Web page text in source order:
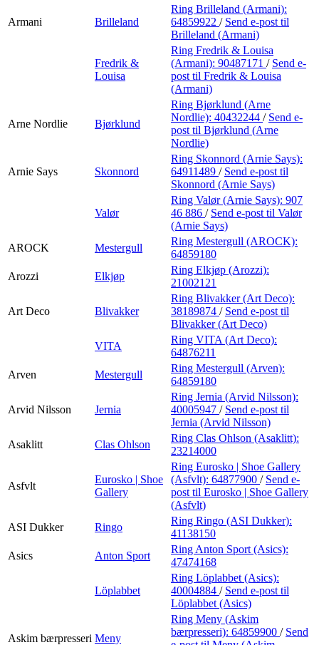
Armani Brilleland
Ring Brilleland (Armani):
64859922 / Send e-post til
Brilleland (Armani)
Fredrik &
Louisa
Ring Fredrik & Louisa
(Armani): 90487171 / Send e-
post til Fredrik & Louisa
(Armani)
Arne Nordlie Bjørklund
Ring Bjørklund (Arne
Nordlie): 40432244 / Send e-
post til Bjørklund (Arne
Nordlie)
Arnie Says Skonnord
Ring Skonnord (Arnie Says):
64911489 / Send e-post til
Skonnord (Arnie Says)
Valør
Ring Valør (Arnie Says): 907
46 886 / Send e-post til Valør
(Arnie Says)
AROCK
Mestergull
Ring Mestergull (AROCK):
64859180
Arozzi
Elkjøp
Ring Elkjøp (Arozzi):
21002121
Art Deco Blivakker
Ring Blivakker (Art Deco):
38189874 / Send e-post til
Blivakker (Art Deco)
VITA
Ring VITA (Art Deco):
64876211
Arven
Mestergull
Ring Mestergull (Arven):
64859180
Arvid Nilsson Jernia
Ring Jernia (Arvid Nilsson):
40005947 / Send e-post til
Jernia (Arvid Nilsson)
Asaklitt
Clas Ohlson
Ring Clas Ohlson (Asaklitt):
23214000
Asfvlt
Eurosko | Shoe
Gallery
Ring Eurosko | Shoe Gallery
(Asfvlt): 64877900 / Send e-
post til Eurosko | Shoe Gallery
(Asfvlt)
ASI Dukker
Ringo
Ring Ringo (ASI Dukker):
41138150
Asics
Anton Sport
Ring Anton Sport (Asics):
47474168
Löplabbet
Ring Löplabbet (Asics):
40004884 / Send e-post til
Löplabbet (Asics)
Askim bærpresseri Meny
Ring Meny (Askim
bærpresseri): 64859900 / Send